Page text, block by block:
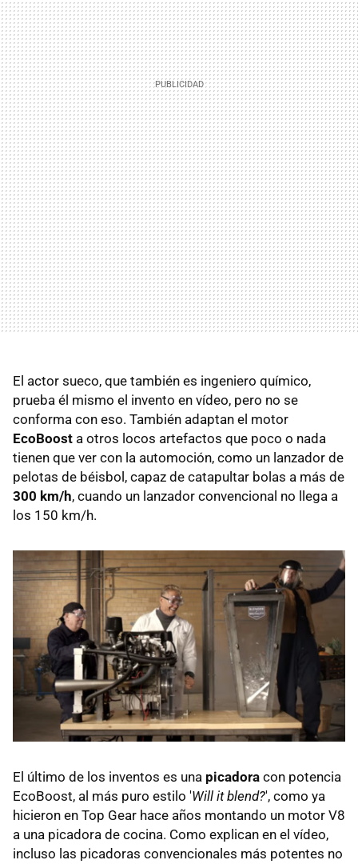
El actor sueco, que también es ingeniero químico,
prueba él mismo el invento en vídeo, pero no se
conforma con eso. También adaptan el motor
EcoBoost a otros locos artefactos que poco o nada
tienen que ver con la automoción, como un lanzador de
pelotas de béisbol, capaz de catapultar bolas a más de
300 km/h, cuando un lanzador convencional no llega a
los 150 km/h.
El último de los inventos es una picadora con potencia
EcoBoost, al más puro estilo 'Will it blend?', como ya
hicieron en Top Gear hace años montando un motor V8
a una picadora de cocina. Como explican en el vídeo,
incluso las picadoras convencionales más potentes no